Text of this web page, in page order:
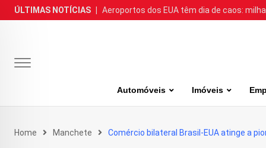
Skip
to
ÚLTIMAS NOTÍCIAS Aeroportos dos EUA têm dia de caos:
Automóveis Imóveis
Home Manchete Comércio bilateral Brasil-EUA atinge a